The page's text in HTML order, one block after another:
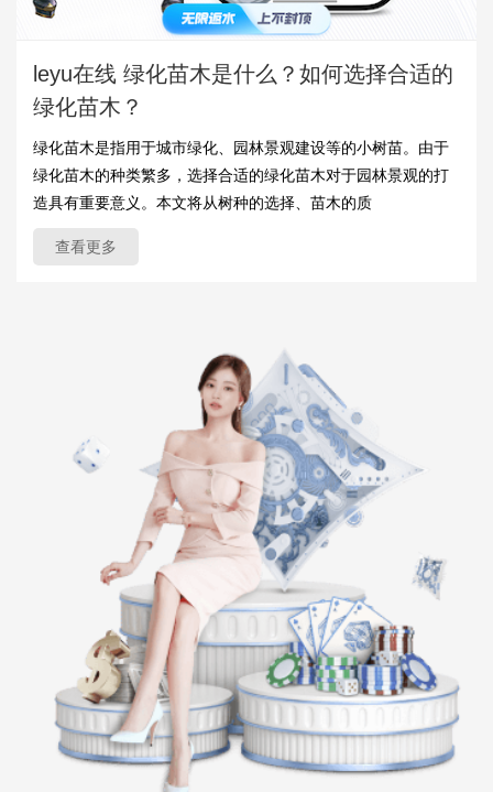
leyu在线 绿化苗木是什么？如何选择合适的
绿化苗木？
绿化苗木是指用于城市绿化、园林景观建设等的小树苗。由于
绿化苗木的种类繁多，选择合适的绿化苗木对于园林景观的打
造具有重要意义。本文将从树种的选择、苗木的质
查看更多